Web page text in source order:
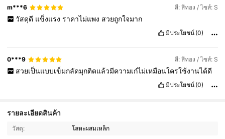
m***6 สี: สีทอง / ไซส์: S
วัสดุดี แข็งแรง ราคาไม่แพง สวยถูกใจมาก
มีประโยชน์ (0)
0***9 สี: สีทอง / ไซส์: S
สวยเป็นแบบเข็มกลัดมุกติดแล้วมีความเก๋ไม่เหมือนใครใช้งานได้ดี
มีประโยชน์ (0)
รายละเอียดสินค้า
วัสดุ: โลหะผสมเหล็ก
4.89